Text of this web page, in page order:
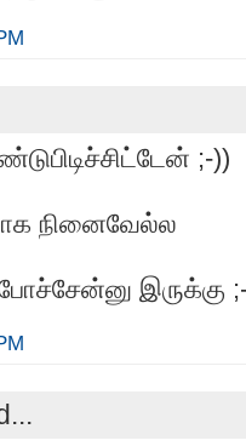
;-))
நினைவேல்ல
இருக்கு